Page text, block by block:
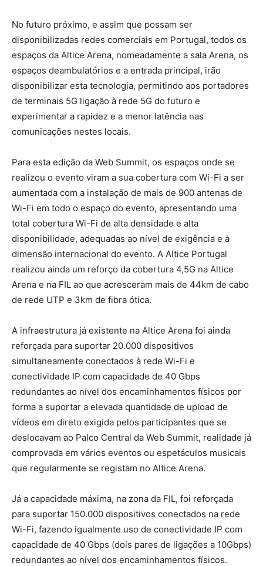
No futuro próximo, e assim que possam ser
disponibilizadas redes comerciais em Portugal, todos os
espaços da Altice Arena, nomeadamente a sala Arena, os
espaços deambulatórios e a entrada principal, irão
disponibilizar esta tecnologia, permitindo aos portadores
de terminais 5G ligação à rede 5G do futuro e
experimentar a rapidez e a menor latência nas
comunicações nestes locais.
Para esta edição da Web Summit, os espaços onde se
realizou o evento viram a sua cobertura com Wi-Fi a ser
aumentada com a instalação de mais de 900 antenas de
Wi-Fi em todo o espaço do evento, apresentando uma
total cobertura Wi-Fi de alta densidade e alta
disponibilidade, adequadas ao nível de exigência e à
dimensão internacional do evento. A Altice Portugal
realizou ainda um reforço da cobertura 4,5G na Altice
Arena e na FIL ao que acresceram mais de 44km de cabo
de rede UTP e 3km de fibra ótica.
A infraestrutura já existente na Altice Arena foi ainda
reforçada para suportar 20.000 dispositivos
simultaneamente conectados à rede Wi-Fi e
conectividade IP com capacidade de 40 Gbps
redundantes ao nível dos encaminhamentos físicos por
forma a suportar a elevada quantidade de upload de
vídeos em direto exigida pelos participantes que se
deslocavam ao Palco Central da Web Summit, realidade já
comprovada em vários eventos ou espetáculos musicais
que regularmente se registam no Altice Arena.
Já a capacidade máxima, na zona da FIL, foi reforçada
para suportar 150.000 dispositivos conectados na rede
Wi-Fi, fazendo igualmente uso de conectividade IP com
capacidade de 40 Gbps (dois pares de ligações a 10Gbps)
redundantes ao nível dos encaminhamentos físicos.